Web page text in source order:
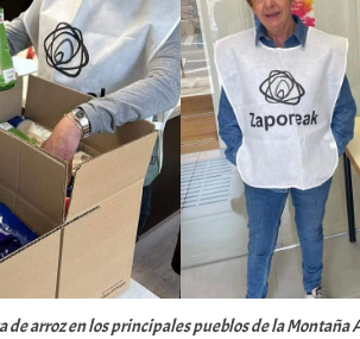
de arroz en los principales pueblos de la Montaña